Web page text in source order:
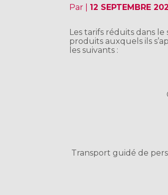
Par 12 SEPTEMBRE
Les tarifs réduits dans
produits auxquels ils
les suivants :
Transport guidé de